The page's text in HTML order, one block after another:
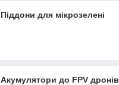
Піддони для мікрозелені
Акумулятори до FPV дронів